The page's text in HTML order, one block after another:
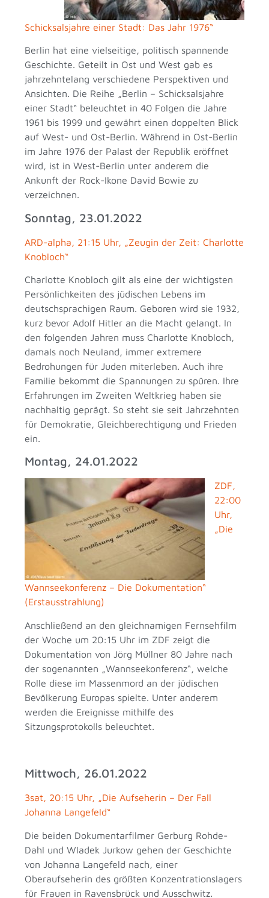
Schicksalsjahre einer Stadt: Das Jahr 1976“
Berlin hat eine vielseitige, politisch spannende
Geschichte. Geteilt in Ost und West gab es
jahrzehntelang verschiedene Perspektiven und
Ansichten. Die Reihe „Berlin – Schicksalsjahre
einer Stadt“ beleuchtet in 40 Folgen die Jahre
1961 bis 1999 und gewährt einen doppelten Blick
auf West- und Ost-Berlin. Während in Ost-Berlin
im Jahre 1976 der Palast der Republik eröffnet
wird, ist in West-Berlin unter anderem die
Ankunft der Rock-Ikone David Bowie zu
verzeichnen.
Sonntag, 23.01.2022
ARD-alpha, 21:15 Uhr, „Zeugin der Zeit: Charlotte
Knobloch“
Charlotte Knobloch gilt als eine der wichtigsten
Persönlichkeiten des jüdischen Lebens im
deutschsprachigen Raum. Geboren wird sie 1932,
kurz bevor Adolf Hitler an die Macht gelangt. In
den folgenden Jahren muss Charlotte Knobloch,
damals noch Neuland, immer extremere
Bedrohungen für Juden miterleben. Auch ihre
Familie bekommt die Spannungen zu spüren. Ihre
Erfahrungen im Zweiten Weltkrieg haben sie
nachhaltig geprägt. So steht sie seit Jahrzehnten
für Demokratie, Gleichberechtigung und Frieden
ein.
Montag, 24.01.2022
ZDF,
22:00
Uhr,
„Die
Wannseekonferenz – Die Dokumentation“
(Erstausstrahlung)
Anschließend an den gleichnamigen Fernsehfilm
der Woche um 20:15 Uhr im ZDF zeigt die
Dokumentation von Jörg Müllner 80 Jahre nach
der sogenannten „Wannseekonferenz“, welche
Rolle diese im Massenmord an der jüdischen
Bevölkerung Europas spielte. Unter anderem
werden die Ereignisse mithilfe des
Sitzungsprotokolls beleuchtet.
Mittwoch, 26.01.2022
3sat, 20:15 Uhr, „Die Aufseherin – Der Fall
Johanna Langefeld“
Die beiden Dokumentarfilmer Gerburg Rohde-
Dahl und Wladek Jurkow gehen der Geschichte
von Johanna Langefeld nach, einer
Oberaufseherin des größten Konzentrationslagers
für Frauen in Ravensbrück und Ausschwitz.